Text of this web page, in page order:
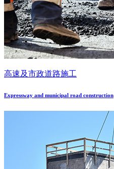
高速及市政道路施工
Expressway and municipal road construction